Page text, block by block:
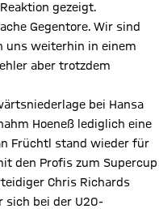
gezeigt.
Gegentore. Wir sind
uns weiterhin in einem
aber trotzdem
bei Hansa
Hoeneß lediglich eine
Früchtl stand wieder für
den Profis zum Supercup
Chris Richards
sich bei der U20-